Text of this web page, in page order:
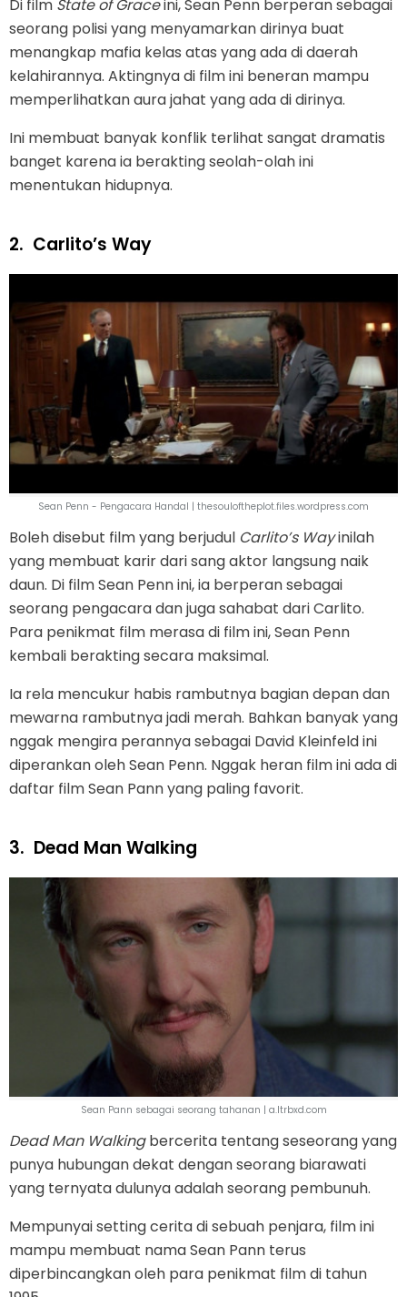
Di film State of Graceini, Sean Penn berperan sebagai
seorang polisi yang menyamarkan dirinya buat
menangkap mafia kelas atas yang ada di daerah
kelahirannya. Aktingnya di film ini beneran mampu
memperlihatkan aura jahat yang ada di dirinya.
Ini membuat banyak konflik terlihat sangat dramatis
banget karena ia berakting seolah-olah ini
menentukan hidupnya.
2. Carlito’s Way
Sean Penn - Pengacara Handal | thesouloftheplot.files.wordpress.com
Boleh disebut film yang berjudul Carlito’s Wayinilah
yang membuat karir dari sang aktor langsung naik
daun. Di film Sean Penn ini, ia berperan sebagai
seorang pengacara dan juga sahabat dari Carlito.
Para penikmat film merasa di film ini, Sean Penn
kembali berakting secara maksimal.
Ia rela mencukur habis rambutnya bagian depan dan
mewarna rambutnya jadi merah. Bahkan banyak yang
nggak mengira perannya sebagai David Kleinfeld ini
diperankan oleh Sean Penn. Nggak heran film ini ada di
daftar film Sean Pann yang paling favorit.
3. Dead Man Walking
Sean Pann sebagai seorang tahanan | a.ltrbxd.com
Dead Man Walkingbercerita tentang seseorang yang
punya hubungan dekat dengan seorang biarawati
yang ternyata dulunya adalah seorang pembunuh.
Mempunyai setting cerita di sebuah penjara, film ini
mampu membuat nama Sean Pann terus
diperbincangkan oleh para penikmat film di tahun